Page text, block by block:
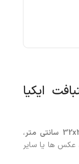
ایکیا
x
،
عکس ها یا سایر